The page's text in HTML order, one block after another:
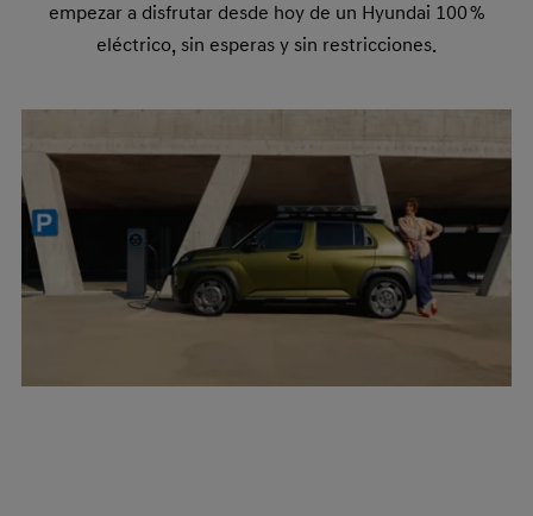
empezar a disfrutar desde hoy de un Hyundai 100 %
eléctrico, sin esperas y sin restricciones.